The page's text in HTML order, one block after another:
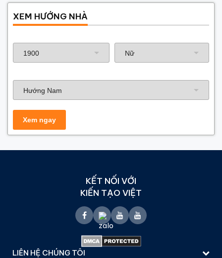
XEM HƯỚNG NHÀ
KẾT NỐI VỚI
KIẾN TẠO VIỆT
LIÊN HỆ CHÚNG TÔI